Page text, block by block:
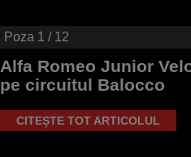
Poza 1 / 12
Alfa Romeo Junior
pe circuitul Balocco
CITEȘTE TOT ARTICOLUL